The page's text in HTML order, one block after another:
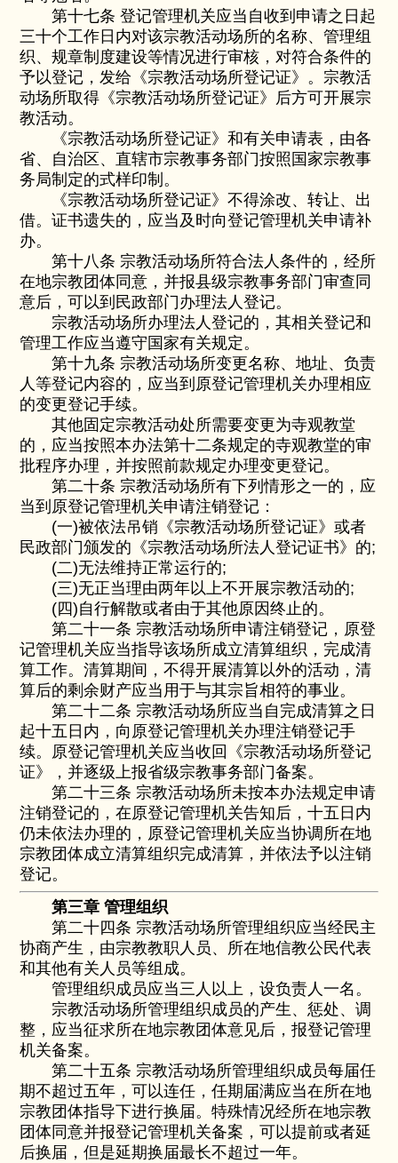
第十七条 登记管理机关应当自收到申请之日起
三十个工作日内对该宗教活动场所的名称、管理组
织、规章制度建设等情况进行审核，对符合条件的
予以登记，发给《宗教活动场所登记证》。宗教活
动场所取得《宗教活动场所登记证》后方可开展宗
教活动。
《宗教活动场所登记证》和有关申请表，由各
省、自治区、直辖市宗教事务部门按照国家宗教事
务局制定的式样印制。
《宗教活动场所登记证》不得涂改、转让、出
借。证书遗失的，应当及时向登记管理机关申请补
办。
第十八条 宗教活动场所符合法人条件的，经所
在地宗教团体同意，并报县级宗教事务部门审查同
意后，可以到民政部门办理法人登记。
宗教活动场所办理法人登记的，其相关登记和
管理工作应当遵守国家有关规定。
第十九条 宗教活动场所变更名称、地址、负责
人等登记内容的，应当到原登记管理机关办理相应
的变更登记手续。
其他固定宗教活动处所需要变更为寺观教堂
的，应当按照本办法第十二条规定的寺观教堂的审
批程序办理，并按照前款规定办理变更登记。
第二十条 宗教活动场所有下列情形之一的，应
当到原登记管理机关申请注销登记：
(一)被依法吊销《宗教活动场所登记证》或者
民政部门颁发的《宗教活动场所法人登记证书》的;
(二)无法维持正常运行的;
(三)无正当理由两年以上不开展宗教活动的;
(四)自行解散或者由于其他原因终止的。
第二十一条 宗教活动场所申请注销登记，原登
记管理机关应当指导该场所成立清算组织，完成清
算工作。清算期间，不得开展清算以外的活动，清
算后的剩余财产应当用于与其宗旨相符的事业。
第二十二条 宗教活动场所应当自完成清算之日
起十五日内，向原登记管理机关办理注销登记手
续。原登记管理机关应当收回《宗教活动场所登记
证》，并逐级上报省级宗教事务部门备案。
第二十三条 宗教活动场所未按本办法规定申请
注销登记的，在原登记管理机关告知后，十五日内
仍未依法办理的，原登记管理机关应当协调所在地
宗教团体成立清算组织完成清算，并依法予以注销
登记。
第三章 管理组织
第二十四条 宗教活动场所管理组织应当经民主
协商产生，由宗教教职人员、所在地信教公民代表
和其他有关人员等组成。
管理组织成员应当三人以上，设负责人一名。
宗教活动场所管理组织成员的产生、惩处、调
整，应当征求所在地宗教团体意见后，报登记管理
机关备案。
第二十五条 宗教活动场所管理组织成员每届任
期不超过五年，可以连任，任期届满应当在所在地
宗教团体指导下进行换届。特殊情况经所在地宗教
团体同意并报登记管理机关备案，可以提前或者延
后换届，但是延期换届最长不超过一年。